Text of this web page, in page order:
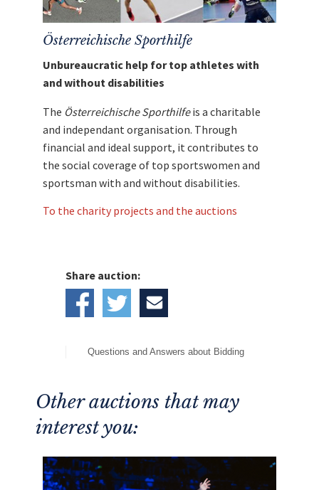
Österreichische Sporthilfe
Unbureaucratic help for top athletes with
and without disabilities
The Österreichische Sporthilfeis a charitable
and independant organisation. Through
financial and ideal support, it contributes to
the social coverage of top sportswomen and
sportsman with and without disabilities.
To the charity projects and the auctions
Share auction:
Questions and Answers about Bidding
Other auctions that may
interest you: